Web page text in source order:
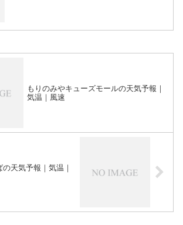
もりのみやキューズモールの天気予報｜
気温｜風速
天気予報｜気温｜